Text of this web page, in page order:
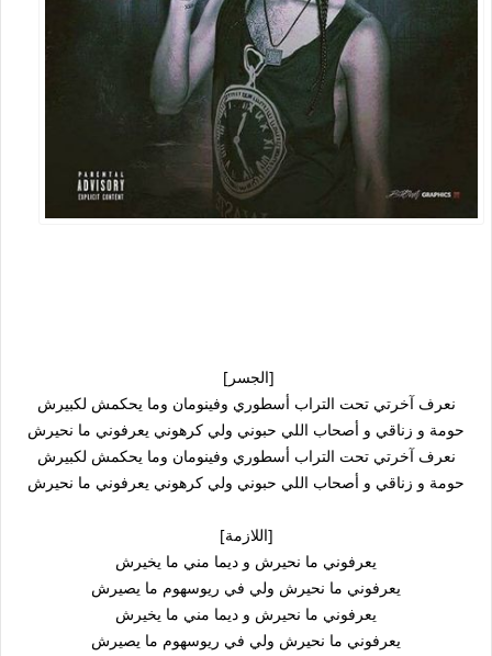
[الجسر]
نعرف آخرتي تحت التراب أسطوري وفينومان وما يحكمش لكبيرش
حومة و زناقي و أصحاب اللي حبوني ولي كرهوني يعرفوني ما نحيرش
نعرف آخرتي تحت التراب أسطوري وفينومان وما يحكمش لكبيرش
حومة و زناقي و أصحاب اللي حبوني ولي كرهوني يعرفوني ما نحيرش
[اللازمة]
يعرفوني ما نحيرش و ديما مني ما يخيرش
يعرفوني ما نحيرش ولي في ريوسهوم ما يصيرش
يعرفوني ما نحيرش و ديما مني ما يخيرش
يعرفوني ما نحيرش ولي في ريوسهوم ما يصيرش